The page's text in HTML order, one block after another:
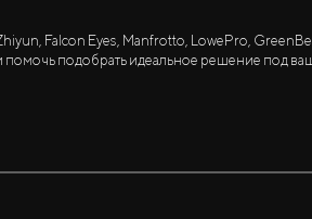
Falcon Eyes, Manfrotto, LowePro,
подобрать идеальное решение под